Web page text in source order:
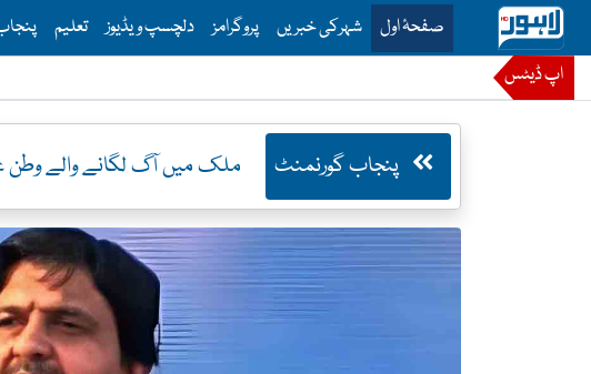
صفحۂ اولThis is the main menu for Lahore News
شہرکی خبریں پروگرامز دلچسپ ویڈیوز تعلیم
اپ ڈیٹس
پنجاب گورنمنٹ ملک میں آگ لگانے والے وطن